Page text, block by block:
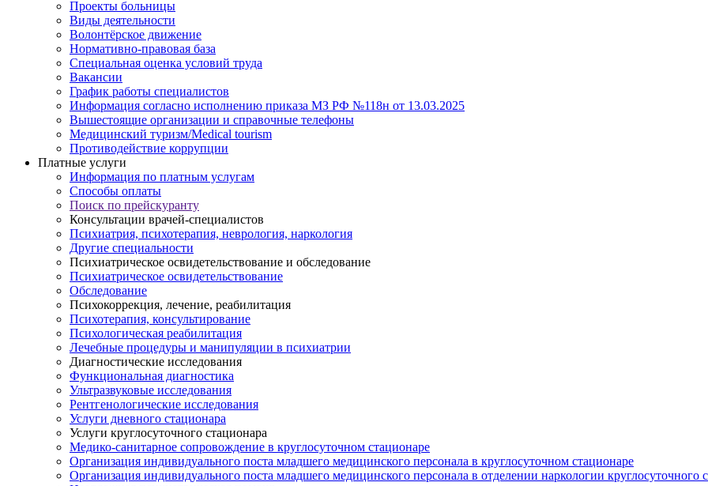
Проекты больницы
Виды деятельности
Волонтёрское движение
Нормативно-правовая база
Специальная оценка условий труда
Вакансии
График работы специалистов
Информация согласно исполнению приказа МЗ РФ №118н от 13.03.2025
Вышестоящие организации и справочные телефоны
Медицинский туризм/Medical tourism
Противодействие коррупции
Платные услуги
Информация по платным услугам
Способы оплаты
Поиск по прейскуранту
Консультации врачей-специалистов
Психиатрия, психотерапия, неврология, наркология
Другие специальности
Психиатрическое освидетельствование и обследование
Психиатрическое освидетельствование
Обследование
Психокоррекция, лечение, реабилитация
Психотерапия, консультирование
Психологическая реабилитация
Лечебные процедуры и манипуляции в психиатрии
Диагностические исследования
Функциональная диагностика
Ультразвуковые исследования
Рентгенологические исследования
Услуги дневного стационара
Услуги круглосуточного стационара
Медико-санитарное сопровождение в круглосуточном стационаре
Организация индивидуального поста младшего медицинского персонала в круглосуточном стационаре
Организация индивидуального поста младшего медицинского персонала в отделении наркологии круглосуточного